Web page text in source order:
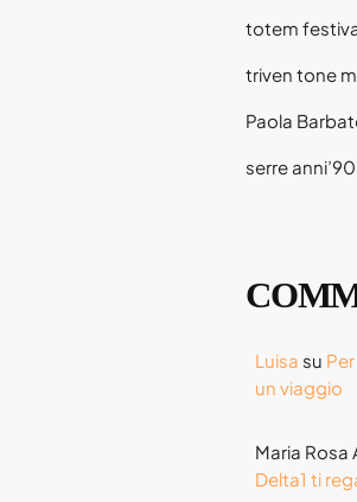
totem
triven tone
Paola
serre anni’90
Luisa su
un viaggio
Maria Rosa
Delta1 ti